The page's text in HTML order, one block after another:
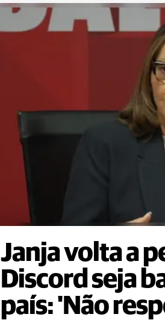
Janja volta a
Discord seja
país: 'Não